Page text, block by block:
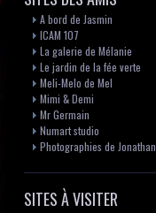
A bord de Jasmin
ICAM 107
La galerie de Mélanie
Le jardin de la fée verte
Meli-Melo de Mel
Mimi & Demi
Mr Germain
Numart studio
Photographies de Jonathan
SITES À VISITER